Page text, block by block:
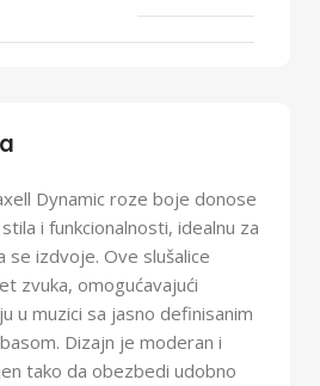
Dynamic roze boje donose
i funkcionalnosti, idealnu za
se izdvoje. Ove slušalice
zvuka, omogućavajući
u muzici sa jasno definisanim
Dizajn je moderan i
tako da obezbedi udobno